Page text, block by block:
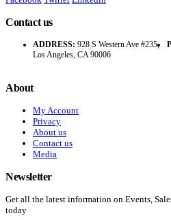
Contact us
ADDRESS: 928 S Western Ave #235,
Los Angeles, CA 90006
About
My Account
Privacy
About us
Contact us
Media
Newsletter
Get all the latest information on Events,
today